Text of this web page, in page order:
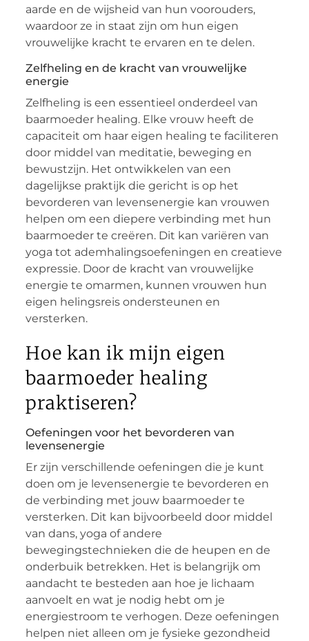
aarde en de wijsheid van hun voorouders,
waardoor ze in staat zijn om hun eigen
vrouwelijke kracht te ervaren en te delen.
Zelfheling en de kracht van vrouwelijke
energie
Zelfheling is een essentieel onderdeel van
baarmoeder healing. Elke vrouw heeft de
capaciteit om haar eigen healing te faciliteren
door middel van meditatie, beweging en
bewustzijn. Het ontwikkelen van een
dagelijkse praktijk die gericht is op het
bevorderen van levensenergie kan vrouwen
helpen om een diepere verbinding met hun
baarmoeder te creëren. Dit kan variëren van
yoga tot ademhalingsoefeningen en creatieve
expressie. Door de kracht van vrouwelijke
energie te omarmen, kunnen vrouwen hun
eigen helingsreis ondersteunen en
versterken.
Hoe kan ik mijn eigen
baarmoeder healing
praktiseren?
Oefeningen voor het bevorderen van
levensenergie
Er zijn verschillende oefeningen die je kunt
doen om je levensenergie te bevorderen en
de verbinding met jouw baarmoeder te
versterken. Dit kan bijvoorbeeld door middel
van dans, yoga of andere
bewegingstechnieken die de heupen en de
onderbuik betrekken. Het is belangrijk om
aandacht te besteden aan hoe je lichaam
aanvoelt en wat je nodig hebt om je
energiestroom te verhogen. Deze oefeningen
helpen niet alleen om je fysieke gezondheid